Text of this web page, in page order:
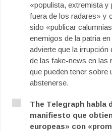
«populista, extremista
fuera de los radares» y
sido «publicar
enemigos de la patria
advierte que la irrupción
de las fake-news en las
que pueden tener
abstenerse.
The Telegraph habla
manifiesto que
europeas» con